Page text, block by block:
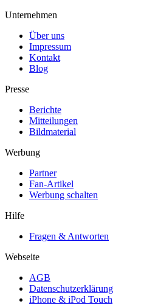
Unternehmen
Über uns
Impressum
Kontakt
Blog
Presse
Berichte
Mitteilungen
Bildmaterial
Werbung
Partner
Fan-Artikel
Werbung schalten
Hilfe
Fragen & Antworten
Webseite
AGB
Datenschutzerklärung
iPhone & iPod Touch